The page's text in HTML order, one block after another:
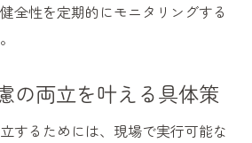
全性を定期的にモニタリングする
の両立を叶える具体策
するためには、現場で実行可能な